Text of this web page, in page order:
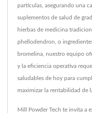
partículas, asegurando una
suplementos de salud de
hierbas de medicina
phellodendron, o
bromelina, nuestro equipo
y la eficiencia operativa
saludables de hoy para
maximizar la rentabilidad de
Mill Powder Tech te invita a